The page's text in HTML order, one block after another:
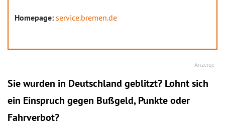
Homepage: service.bremen.de
Sie wurden in Deutschland geblitzt? Lohnt sich
ein Einspruch gegen Bußgeld, Punkte oder
Fahrverbot?